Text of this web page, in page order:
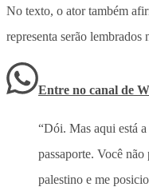
No texto, o ator também
representa serão
Entre no canal de
“Dói. Mas aqui está
passaporte. Você
palestino e me